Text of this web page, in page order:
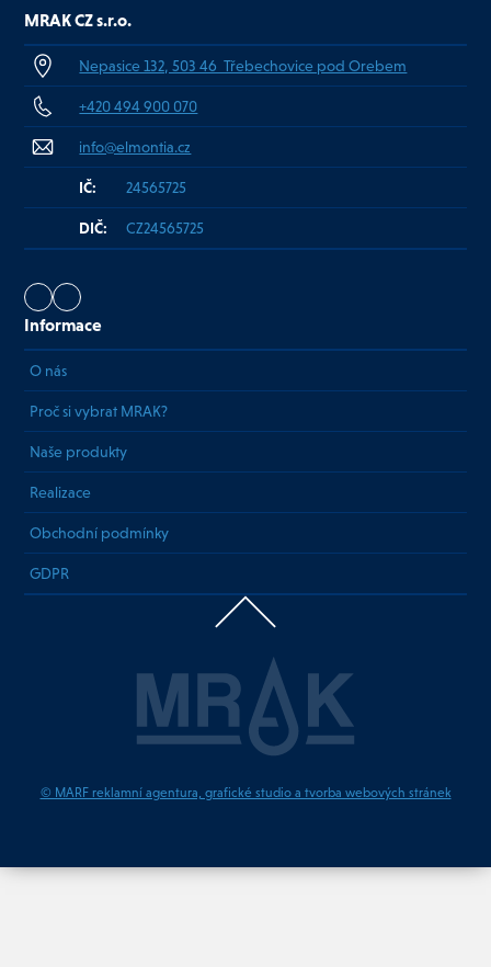
MRAK CZ s.r.o.
Nepasice 132, 503 46 Třebechovice pod Orebem
+420 494 900 070
info@elmontia.cz
IČ: 24565725
DIČ: CZ24565725
Informace
O nás
Proč si vybrat MRAK?
Naše produkty
Realizace
Obchodní podmínky
GDPR
© MARF reklamní agentura, grafické studio a tvorba webových stránek